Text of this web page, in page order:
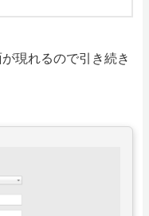
現れるので引き続き